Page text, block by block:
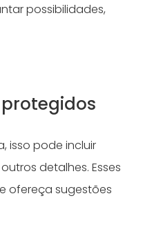
possibilidades,
isso pode incluir
detalhes. Esses
ofereça sugestões